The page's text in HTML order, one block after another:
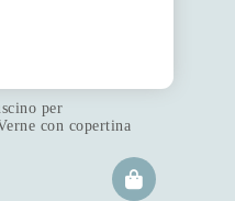
per
con copertina